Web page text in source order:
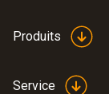
Produits
Service